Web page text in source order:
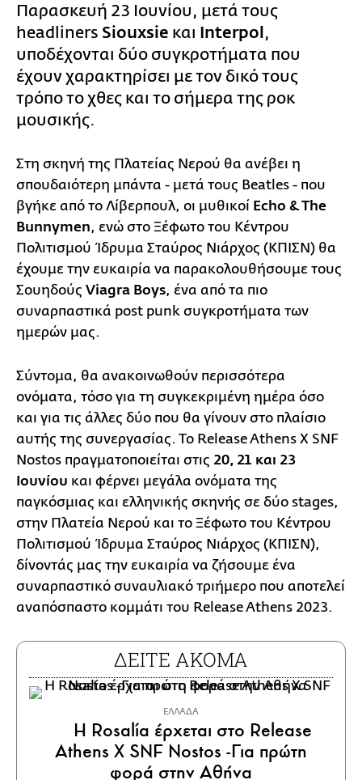
Παρασκευή 23 Ιουνίου, μετά τους
headliners Siouxsie και Interpol ,
υποδέχονται δύο συγκροτήματα που
έχουν χαρακτηρίσει με τον δικό τους
τρόπο το χθες και το σήμερα της ροκ
μουσικής.
Στη σκηνή της Πλατείας Νερού θα ανέβει η
σπουδαιότερη μπάντα - μετά τους Beatles - που
βγήκε από το Λίβερπουλ, οι μυθικοί Echo & The
Bunnymen, ενώ στο Ξέφωτο του Κέντρου
Πολιτισμού Ίδρυμα Σταύρος Νιάρχος (ΚΠΙΣΝ) θα
έχουμε την ευκαιρία να παρακολουθήσουμε τους
Σουηδούς Viagra Boys, ένα από τα πιο
συναρπαστικά post punk συγκροτήματα των
ημερών μας.
Σύντομα, θα ανακοινωθούν περισσότερα
ονόματα, τόσο για τη συγκεκριμένη ημέρα όσο
και για τις άλλες δύο που θα γίνουν στο πλαίσιο
αυτής της συνεργασίας. Το Release Athens Χ SNF
Nostos πραγματοποιείται στις 20, 21 και 23
Ιουνίου και φέρνει μεγάλα ονόματα της
παγκόσμιας και ελληνικής σκηνής σε δύο stages,
στην Πλατεία Νερού και το Ξέφωτο του Κέντρου
Πολιτισμού Ίδρυμα Σταύρος Νιάρχος (ΚΠΙΣΝ),
δίνοντάς μας την ευκαιρία να ζήσουμε ένα
συναρπαστικό συναυλιακό τριήμερο που αποτελεί
αναπόσπαστο κομμάτι του Release Athens 2023.
ΔΕΙΤΕ ΑΚΟΜΑ
ΕΛΛΑΔΑ
Η Rosalía έρχεται στο Release
Athens X SNF Nostos -Για πρώτη
φορά στην Αθήνα